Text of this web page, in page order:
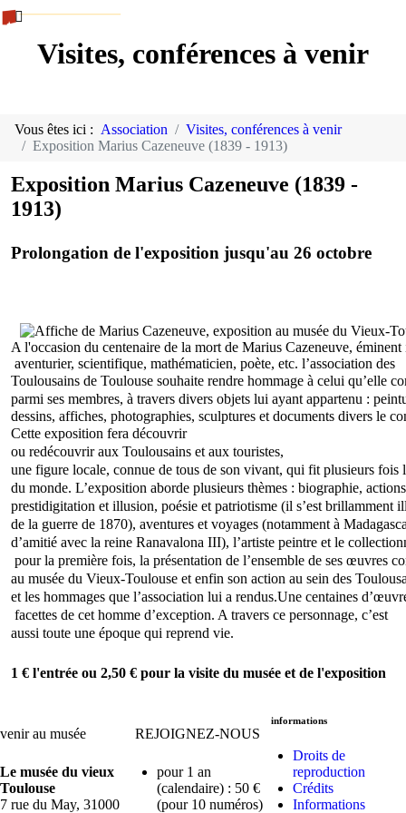
Visites, conférences à venir
Vous êtes ici : Association
Visites, conférences à venir
Exposition Marius Cazeneuve (1839 - 1913)
Exposition Marius Cazeneuve (1839 -
1913)
Prolongation de l'exposition jusqu'au 26 octobre
A l'occasion du centenaire de la mort de Marius Cazeneuve,
aventurier, scientifique, mathématicien, poète, etc. l’association des
Toulousains de Toulouse souhaite rendre hommage à celui qu’elle
parmi ses membres, à travers divers objets lui ayant appartenu :
dessins, affiches, photographies, sculptures et documents divers le
Cette exposition fera découvrir
ou redécouvrir aux Toulousains et aux touristes,
une figure locale, connue de tous de son vivant, qui fit plusieurs fois
du monde. L’exposition aborde plusieurs thèmes : biographie,
prestidigitation et illusion, poésie et patriotisme (il s’est brillamment
de la guerre de 1870), aventures et voyages (notamment à
d’amitié avec la reine Ranavalona III), l’artiste peintre et le
pour la première fois, la présentation de l’ensemble de ses œuvres
au musée du Vieux-Toulouse et enfin son action au sein des
et les hommages que l’association lui a rendus.Une centaines
facettes de cet homme d’exception. A travers ce personnage, c’est
aussi toute une époque qui reprend vie.
1 € l'entrée ou 2,50 € pour la visite du musée et de l'exposition
venir au musée
Le musée du vieux
Toulouse
7 rue du May, 31000
REJOIGNEZ-NOUS
pour 1 an
(calendaire) : 50 €
(pour 10 numéros)
informations
Droits de
reproduction
Crédits
Informations